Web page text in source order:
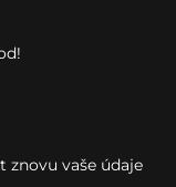
znovu vaše údaje